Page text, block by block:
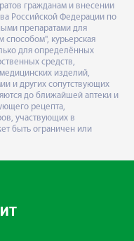
гражданам и внесении
Российской Федерации по
препаратами для
курьерская
для определённых
средств,
изделий,
и других сопутствующих
до ближайшей аптеки и
рецепта,
участвующих в
быть ограничен или